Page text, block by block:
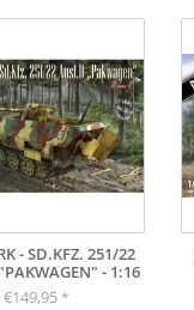
- SD.KFZ. 251/22
- 1:16
€149,95 *